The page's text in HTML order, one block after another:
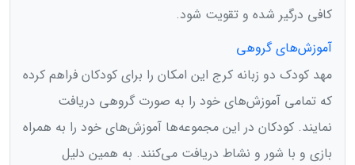
کافی درگیر شده و تقویت شود‌.
آموزش‌های گروهی
مهد کودک دو زبانه کرج این امکان را برای کودکان فراهم کرده
که تمامی آموزش‌های خود را به صورت گروهی دریافت
نمایند. کودکان در این مجموعه‌ها آموزش‌های خود را به همراه
بازی و با شور و نشاط دریافت می‌کنند. به همین دلیل